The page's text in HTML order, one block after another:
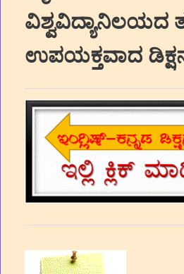
ವಿಶ್ವವಿದ್ಯಾನಿಲಯದ
ಉಪಯಕ್ತವಾದ